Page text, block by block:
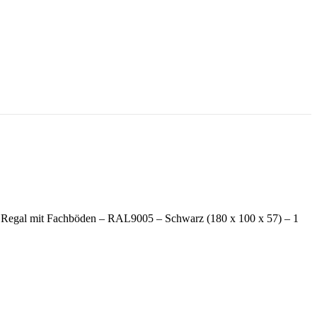
mit Fachböden – RAL9005 – Schwarz (180 x 100 x 57) – 1